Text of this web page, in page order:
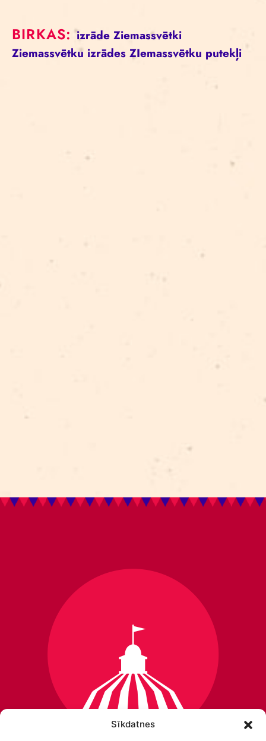
Sīkdatnes
BIRKAS:izrāde Ziemassvētki
Ziemassvētku izrādes ZIemassvētku putekļi